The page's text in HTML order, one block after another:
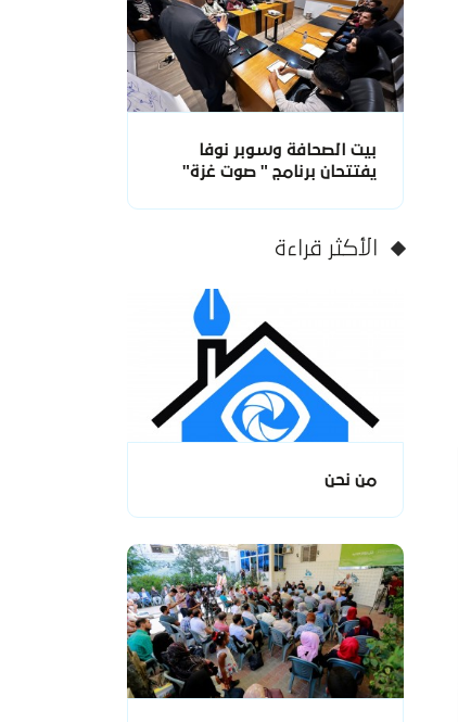
بيت الصحافة وسوبر نوفا
يفتتحان برنامج " صوت غزة"
الأكثر قراءة
من نحن